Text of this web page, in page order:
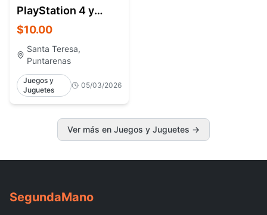
PlayStation 4 y
PlayStation 5 en
venta – Santa
Teresa Costa
$10.00
Santa Teresa,
Puntarenas
Juegos y
Juguetes
05/03/2026
Ver más en Juegos y Juguetes →
SegundaMano